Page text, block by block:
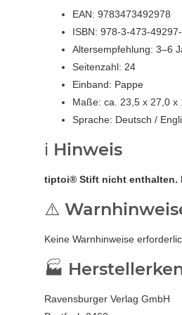
EAN: 9783473492978
ISBN: 978-3-473-
Altersempfehlung: 3–6
Seitenzahl: 24
Einband: Pappe
Maße: ca. 23,5 x 27,0 x
Sprache: Deutsch /
ℹ️ Hinweis
tiptoi® Stift nicht enthalten.
⚠️
Keine Warnhinweise
🏭
Ravensburger Verlag GmbH